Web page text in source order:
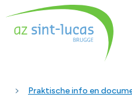
Praktische info en